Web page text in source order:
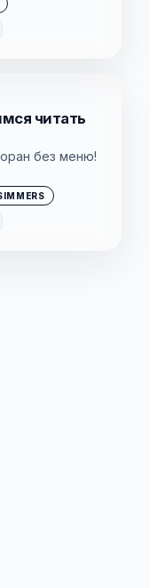
читать
без меню!